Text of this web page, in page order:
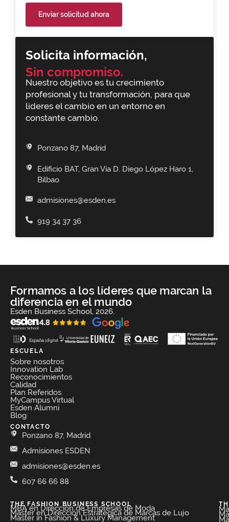
Solicita información,
Sin compromiso.
Nuestro objetivo es tu crecimiento
profesional y tu transformación, para que
lideres el cambio en un entorno en
constante cambio.
Ponzano 87, Madrid
Edificio BAT, Gran Vía D. Diego López Haro 1,
Bilbao
admisiones@esden.es
919 34 37 36
Enviar solicitud ahora
Formamos a los líderes que marcan la
diferencia en el mundo
Esden Business School, 2026.
ESCUELA
Sobre nosotros
Innovation Lab
Reconocimientos
Calidad
Plan Referidos
MyCampus Virtual
Esden Alumni
Blog
CONTACTO
Ponzano 87, Madrid
Admisiones ESDEN
admisiones@esden.es
607 66 66 88
THE FASHION BUSINESS SCHOOL​
MBA en Dirección de Empresas de Moda​
Máster en Dirección Estratégica de Marcas de Lujo
Master in Fashion & Luxury Management